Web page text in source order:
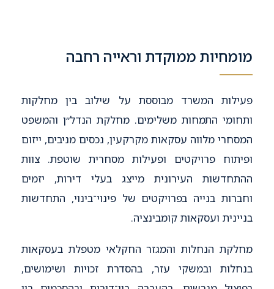
מומחיות ממוקדת וראייה רחבה
פעילות המשרד מבוססת על שילוב בין מחלקות
ותחומי התמחות משלימים. מחלקת הנדל״ן והמשפט
המסחרי מלווה עסקאות מקרקעין, נכסים מניבים, ייזום
ופיתוח פרויקטים ופעילות מסחרית שוטפת. צוות
ההתחדשות העירונית מייצג בעלי דירות, יזמים
וחברות בנייה בפרויקטים של פינוי־בינוי, התחדשות
בניינית ועסקאות קומבינציה.
מחלקת הנחלות והמגזר החקלאי מטפלת בעסקאות
בנחלות ובמשקי עזר, בהסדרת זכויות ושימושים,